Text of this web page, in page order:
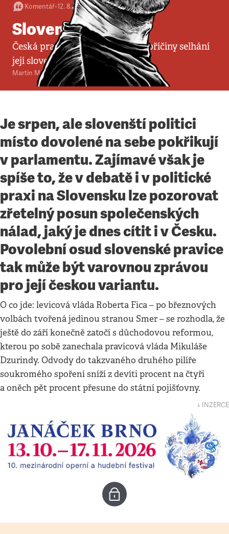
Komentář•12. 8. 2012•4minuty
Slovenská lekce
Česká pravice by si měla všímat příčiny selhání
její slovenské varianty
Martin M. Šimečka
Je srpen, ale slovenští politici
místo dovolené na sebe pokřikují
v parlamentu. Zajímavé však je
spíše to, že v debatě i v politické
praxi na Slovensku lze pozorovat
zřetelný posun společenských
nálad, jaký je dnes cítit i v Česku.
Povolební osud slovenské pravice
tak může být varovnou zprávou
pro její českou variantu.
O co jde: levicová vláda Roberta Fica – po březnových
volbách tvořená jedinou stranou Smer – se rozhodla, že
ještě do září konečně zatočí s důchodovou reformou,
kterou po sobě zanechala pravicová vláda Mikuláše
Dzurindy. Odvody do takzvaného druhého pilíře
soukromého spoření sníží z devíti procent na čtyři
a oněch pět procent přesune do státní pojišťovny.
↓ INZERCE